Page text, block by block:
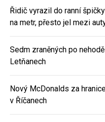
Řidič vyrazil do ranní
na metr, přesto jel mezi
Sedm zraněných po
Letňanech
Nový McDonalds za
v Říčanech